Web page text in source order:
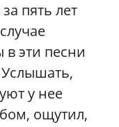
пять лет
эти песни
у нее
ощутил,